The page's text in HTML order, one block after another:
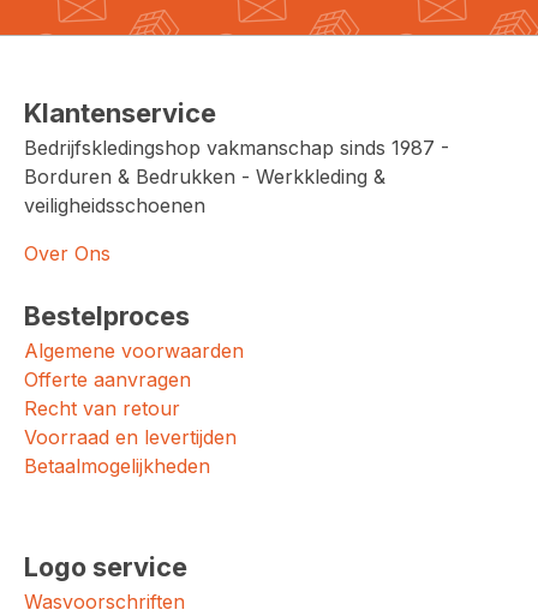
Klantenservice
Bedrijfskledingshop vakmanschap sinds 1987 -
Borduren & Bedrukken - Werkkleding &
veiligheidsschoenen
Over Ons
Bestelproces
Algemene voorwaarden
Offerte aanvragen
Recht van retour
Voorraad en levertijden
Betaalmogelijkheden
Logo service
Wasvoorschriften